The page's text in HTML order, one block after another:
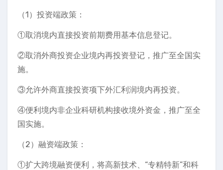
（1）投资端政策：
①取消境内直接投资前期费用基本信息登记。
②取消外商投资企业境内再投资登记，推广至全国实
施。
③允许外商直接投资项下外汇利润境内再投资。
④便利境内非企业科研机构接收境外资金，推广至全
国实施。
（2）融资端政策：
①扩大跨境融资便利，将高新技术、“专精特新”和科